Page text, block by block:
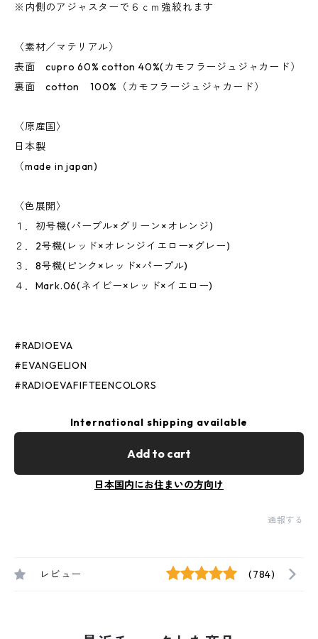
※内側のアジャスターで６ｃｍ強絞れます
〈素材／マテリアル〉
表面 cupro 60% cotton 40%(カモフラージュジャカード）
裏面 cotton 100%（カモフラージュジャカード）
〈原産国〉
日本製
（made in japan)
〈色展開〉
１．初号機(パープル×グリーン×オレンジ)
２．2号機(レッド×オレンジイエロー×グレー)
３．8号機(ピンク×レッド×パープル)
４．Mark.06(ネイビー×レッド×イエロー)
#RADIOEVA
#EVANGELION
#RADIOEVAFIFTEENCOLORS
International shipping available
Add to cart
日本国内にお住まいの方向け
通報する
レビュー (784)